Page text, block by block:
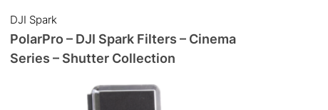
DJI Spark
PolarPro – DJI Spark Filters – Cinema
Series – Shutter Collection